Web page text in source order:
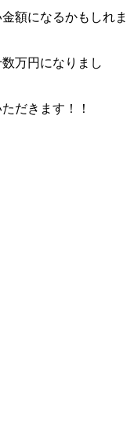
額になるかもしれま
万円になりまし
だきます！！